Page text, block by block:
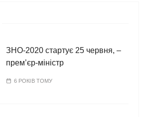
ЗНО-2020 стартує 25 червня, –
прем’єр-міністр
6 РОКІВ ТОМУ